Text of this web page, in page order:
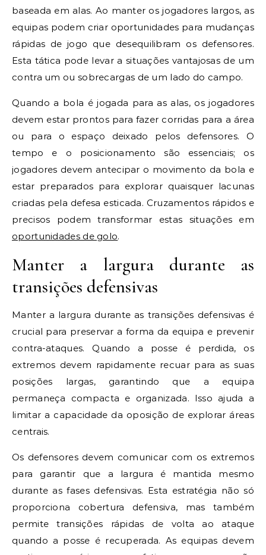
baseada em alas. Ao manter os jogadores largos, as
equipas podem criar oportunidades para mudanças
rápidas de jogo que desequilibram os defensores.
Esta tática pode levar a situações vantajosas de um
contra um ou sobrecargas de um lado do campo.
Quando a bola é jogada para as alas, os jogadores
devem estar prontos para fazer corridas para a área
ou para o espaço deixado pelos defensores. O
tempo e o posicionamento são essenciais; os
jogadores devem antecipar o movimento da bola e
estar preparados para explorar quaisquer lacunas
criadas pela defesa esticada. Cruzamentos rápidos e
precisos podem transformar estas situações em
oportunidades de golo.
Manter a largura durante as
transições defensivas
Manter a largura durante as transições defensivas é
crucial para preservar a forma da equipa e prevenir
contra-ataques. Quando a posse é perdida, os
extremos devem rapidamente recuar para as suas
posições largas, garantindo que a equipa
permaneça compacta e organizada. Isso ajuda a
limitar a capacidade da oposição de explorar áreas
centrais.
Os defensores devem comunicar com os extremos
para garantir que a largura é mantida mesmo
durante as fases defensivas. Esta estratégia não só
proporciona cobertura defensiva, mas também
permite transições rápidas de volta ao ataque
quando a posse é recuperada. As equipas devem